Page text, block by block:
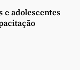
e adolescentes